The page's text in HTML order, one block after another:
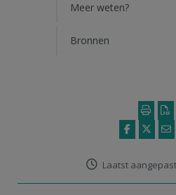
Meer weten?
Bronnen
Laatst